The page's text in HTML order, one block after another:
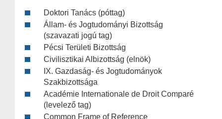
Doktori Tanács (póttag)
Állam- és Jogtudományi Bizottság
(szavazati jogú tag)
Pécsi Területi Bizottság
Civilisztikai Albizottság (elnök)
IX. Gazdaság- és Jogtudományok
Szakbizottsága
Académie Internationale de Droit Comparé
(levelező tag)
Common Frame of Reference